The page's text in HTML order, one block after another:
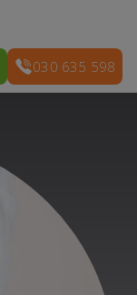
030 635 598